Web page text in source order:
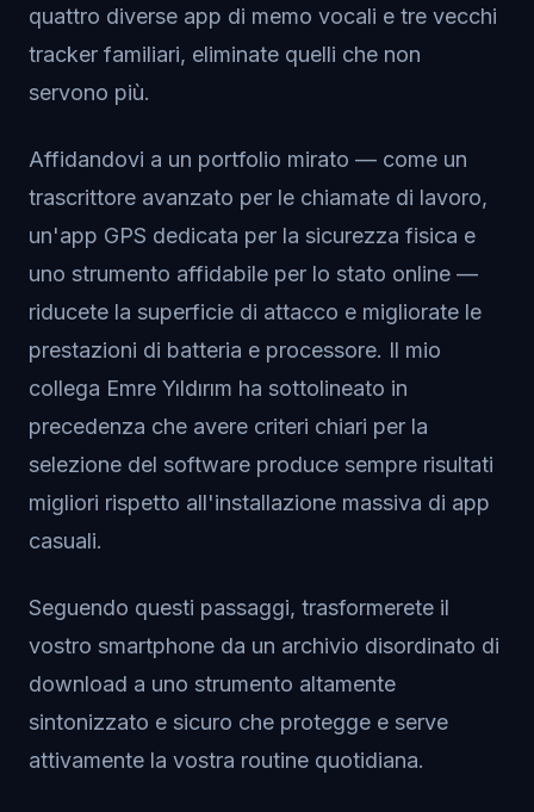
quattro diverse app di memo vocali e tre vecchi
tracker familiari, eliminate quelli che non
servono più.
Affidandovi a un portfolio mirato — come un
trascrittore avanzato per le chiamate di lavoro,
un'app GPS dedicata per la sicurezza fisica e
uno strumento affidabile per lo stato online —
riducete la superficie di attacco e migliorate le
prestazioni di batteria e processore. Il mio
collega Emre Yıldırım ha sottolineato in
precedenza che avere criteri chiari per la
selezione del software produce sempre risultati
migliori rispetto all'installazione massiva di app
casuali.
Seguendo questi passaggi, trasformerete il
vostro smartphone da un archivio disordinato di
download a uno strumento altamente
sintonizzato e sicuro che protegge e serve
attivamente la vostra routine quotidiana.